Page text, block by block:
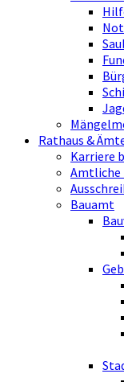
Rathaus &
Karriere
Amtliche
Bauamt